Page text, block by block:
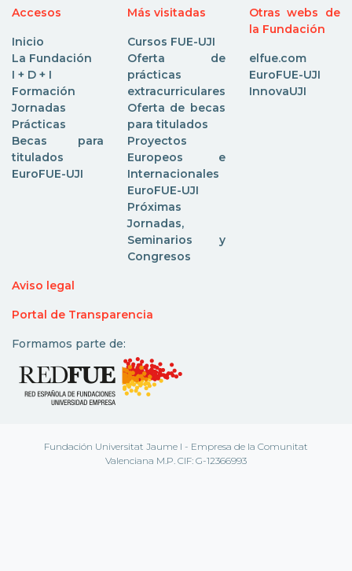
Accesos
Inicio
La Fundación
I + D + I
Formación
Jornadas
Prácticas
Becas para
titulados
EuroFUE-UJI
Más visitadas
Cursos FUE-UJI
Oferta de
prácticas
extracurriculares
Oferta de becas
para titulados
Proyectos
Europeos e
Internacionales
EuroFUE-UJI
Próximas
Jornadas,
Seminarios y
Congresos
Otras webs de
la Fundación
elfue.com
EuroFUE-UJI
InnovaUJI
Aviso legal
Portal de Transparencia
Formamos parte de:
Fundación Universitat Jaume I - Empresa de la Comunitat
Valenciana M.P. CIF: G-12366993